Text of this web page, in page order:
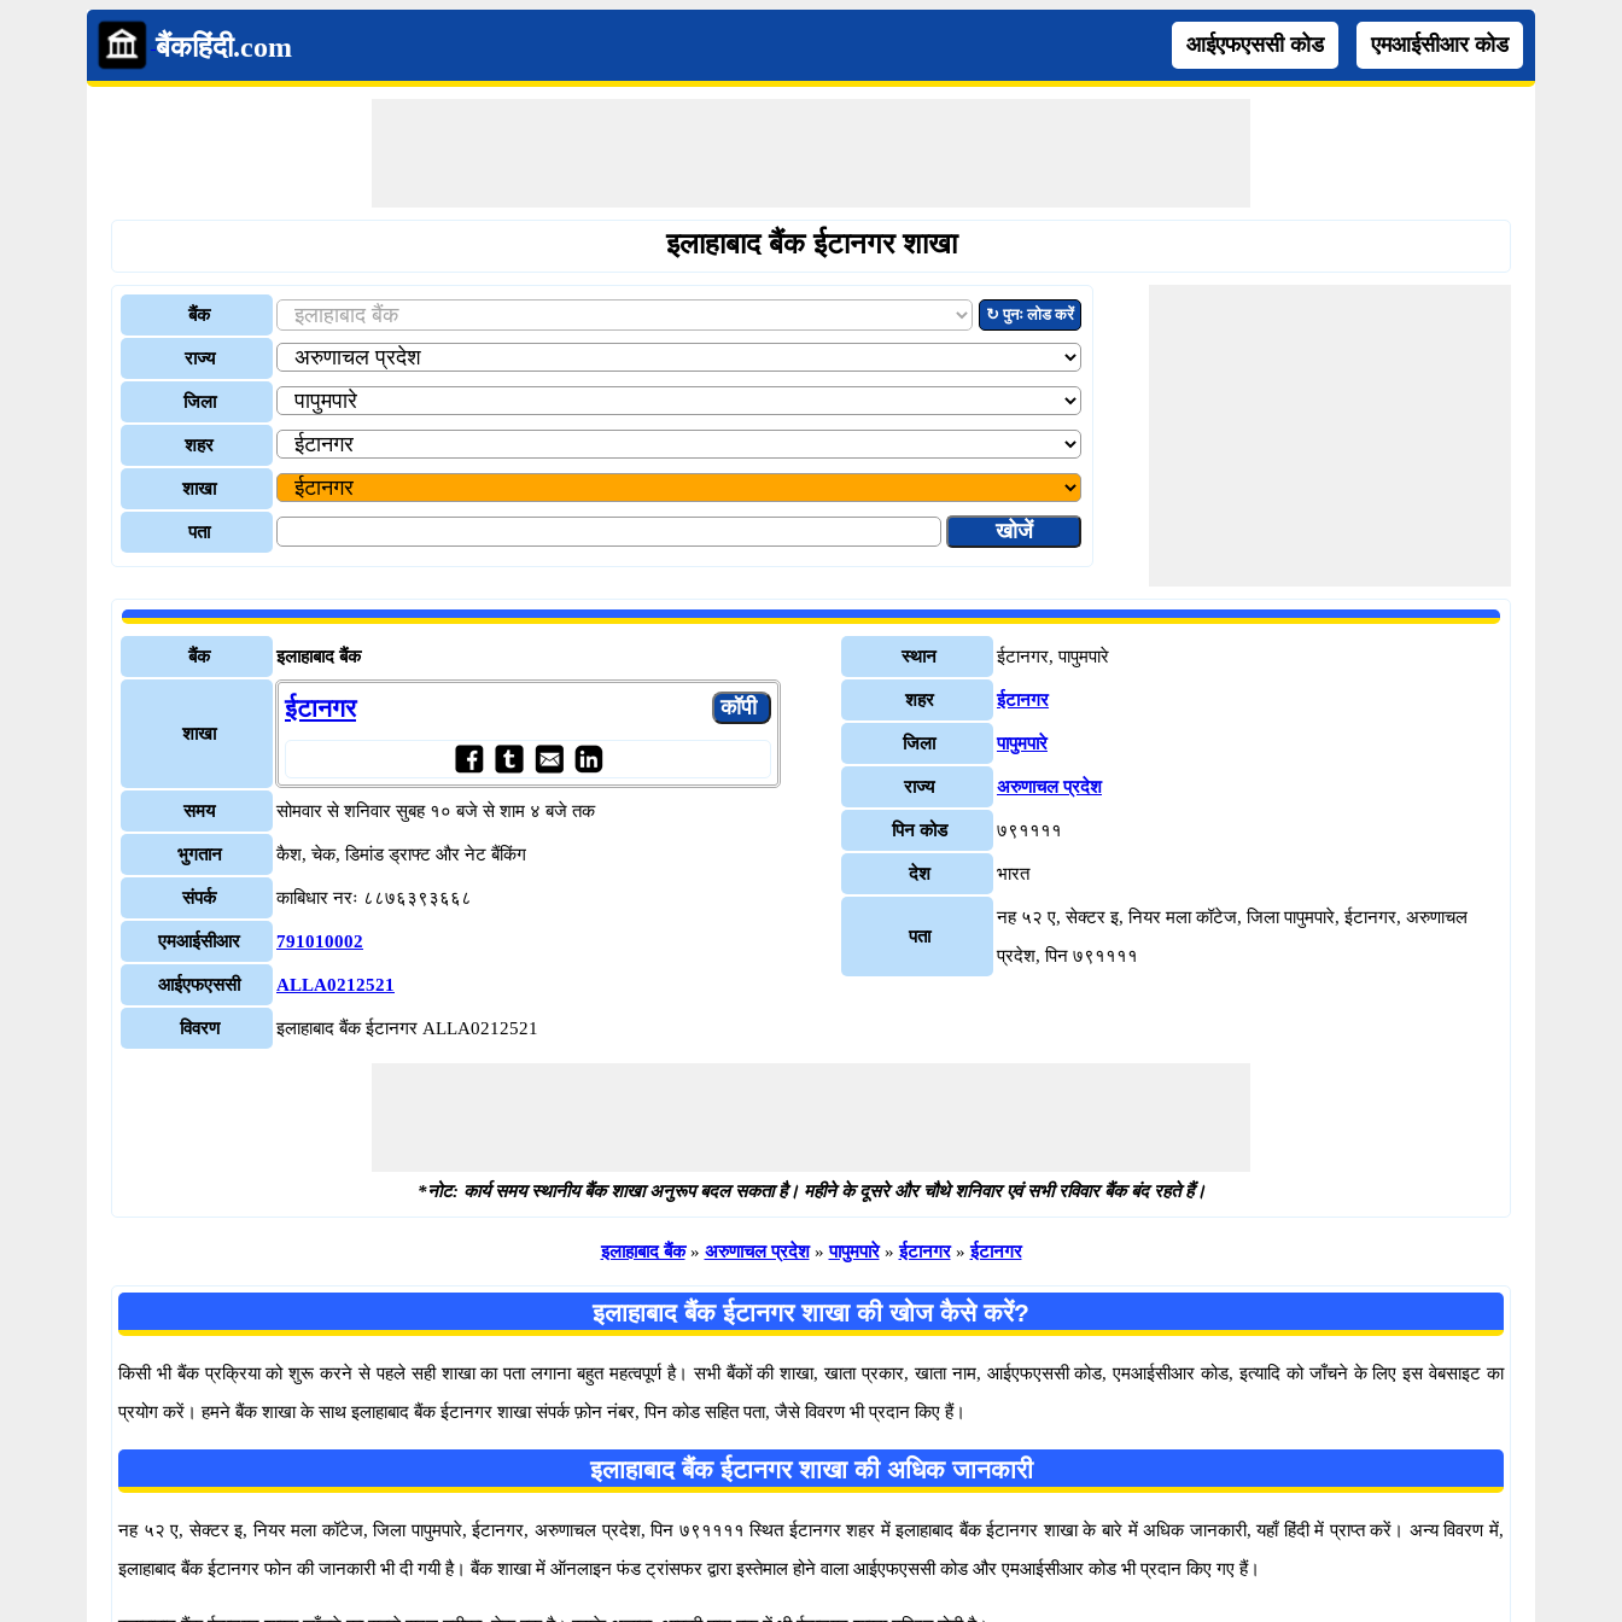
बैंकहिंदी.com आईएफएससी कोड एमआईसीआर कोड
इलाहाबाद बैंक ईटानगर शाखा
बैंक ↻ पुनः लोड करें
राज्य
जिला
शहर
शाखा
पता
बैंक इलाहाबाद बैंक
शाखा
ईटानगर
समय सोमवार से शनिवार सुबह १० बजे से शाम ४ बजे तक
भुगतान कैश, चेक, डिमांड ड्राफ्ट और नेट बैंकिंग
संपर्क काबिधार नरः ८८७६३९३६६८
एमआईसीआर 791010002
आईएफएससी ALLA0212521
विवरण इलाहाबाद बैंक ईटानगर ALLA0212521
स्थान ईटानगर, पापुमपारे
शहर ईटानगर
जिला पापुमपारे
राज्य अरुणाचल प्रदेश
पिन कोड ७९११११
देश भारत
पता
नह ५२ ए, सेक्टर इ, नियर मला कॉटेज, जिला पापुमपारे, ईटानगर, अरुणाचल
प्रदेश, पिन ७९११११
*नोट: कार्य समय स्थानीय बैंक शाखा अनुरूप बदल सकता है। महीने के दूसरे और चौथे शनिवार एवं सभी रविवार बैंक बंद रहते हैं।
इलाहाबाद बैंक » अरुणाचल प्रदेश » पापुमपारे » ईटानगर » ईटानगर
इलाहाबाद बैंक ईटानगर शाखा की खोज कैसे करें?
किसी भी बैंक प्रक्रिया को शुरू करने से पहले सही शाखा का पता लगाना बहुत महत्वपूर्ण है। सभी बैंकों की शाखा, खाता प्रकार, खाता नाम, आईएफएससी कोड, एमआईसीआर कोड, इत्यादि को जाँचने के लिए इस वेबसाइट का
प्रयोग करें। हमने बैंक शाखा के साथ इलाहाबाद बैंक ईटानगर शाखा संपर्क फ़ोन नंबर, पिन कोड सहित पता, जैसे विवरण भी प्रदान किए हैं।
इलाहाबाद बैंक ईटानगर शाखा की अधिक जानकारी
नह ५२ ए, सेक्टर इ, नियर मला कॉटेज, जिला पापुमपारे, ईटानगर, अरुणाचल प्रदेश, पिन ७९११११ स्थित ईटानगर शहर में इलाहाबाद बैंक ईटानगर शाखा के बारे में अधिक जानकारी, यहाँ हिंदी में प्राप्त करें। अन्य विवरण में,
इलाहाबाद बैंक ईटानगर फोन की जानकारी भी दी गयी है। बैंक शाखा में ऑनलाइन फंड ट्रांसफर द्वारा इस्तेमाल होने वाला आईएफएससी कोड और एमआईसीआर कोड भी प्रदान किए गए हैं।